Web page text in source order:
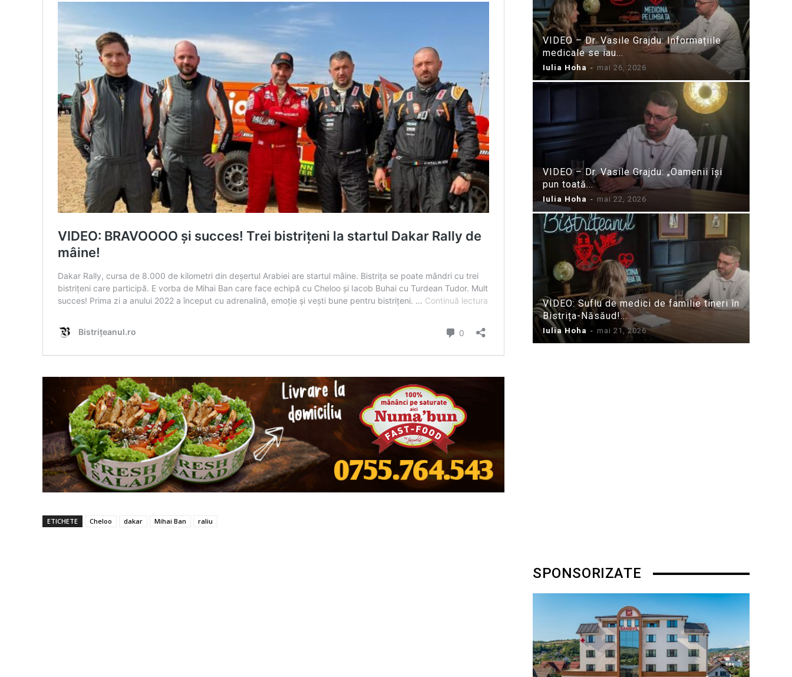
ETICHETE Cheloo dakar Mihai Ban raliu
VIDEO – Dr. Vasile Grajdu: Informațiile
medicale se iau...
Iulia Hoha - mai 26, 2026
VIDEO – Dr. Vasile Grajdu: „Oamenii își
pun toată...
Iulia Hoha - mai 22, 2026
VIDEO: Suflu de medici de familie tineri în
Bistrița-Năsăud!...
Iulia Hoha - mai 21, 2026
SPONSORIZATE